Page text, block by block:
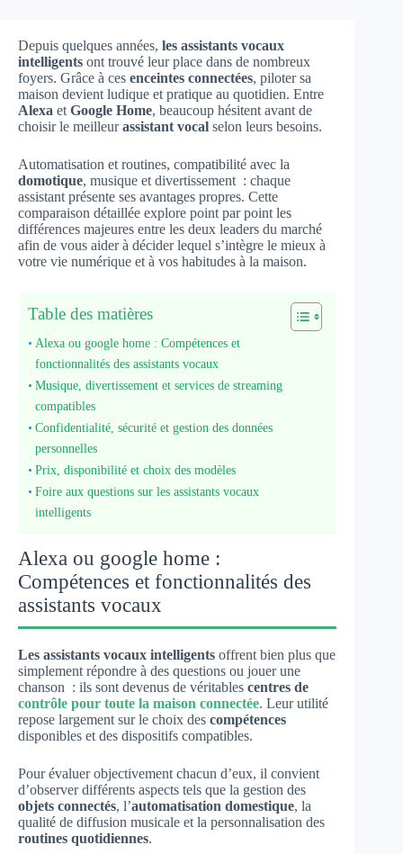
Depuis quelques années, les assistants vocaux
intelligents ont trouvé leur place dans de nombreux
foyers. Grâce à ces enceintes connectées, piloter sa
maison devient ludique et pratique au quotidien. Entre
Alexa et Google Home, beaucoup hésitent avant de
choisir le meilleurassistant vocal selon leurs besoins.
Automatisation et routines, compatibilité avec la
domotique, musique et divertissement : chaque
assistant présente ses avantages propres. Cette
comparaison détaillée explore point par point les
différences majeures entre les deux leaders du marché
afin de vous aider à décider lequel s’intègre le mieux à
votre vie numérique et à vos habitudes à la maison.
Table des matières
Alexa ou google home : Compétences et
fonctionnalités des assistants vocaux
Musique, divertissement et services de streaming
compatibles
Confidentialité, sécurité et gestion des données
personnelles
Prix, disponibilité et choix des modèles
Foire aux questions sur les assistants vocaux
intelligents
Alexa ou google home :
Compétences et fonctionnalités des
assistants vocaux
Les assistants vocaux intelligents offrent bien plus que
simplement répondre à des questions ou jouer une
chanson : ils sont devenus de véritables centres de
contrôle pour toute la maison connectée. Leur utilité
repose largement sur le choix des compétences
disponibles et des dispositifs compatibles.
Pour évaluer objectivement chacun d’eux, il convient
d’observer différents aspects tels que la gestion des
objets connectés, l’automatisation domestique, la
qualité de diffusion musicale et la personnalisation des
routines quotidiennes.